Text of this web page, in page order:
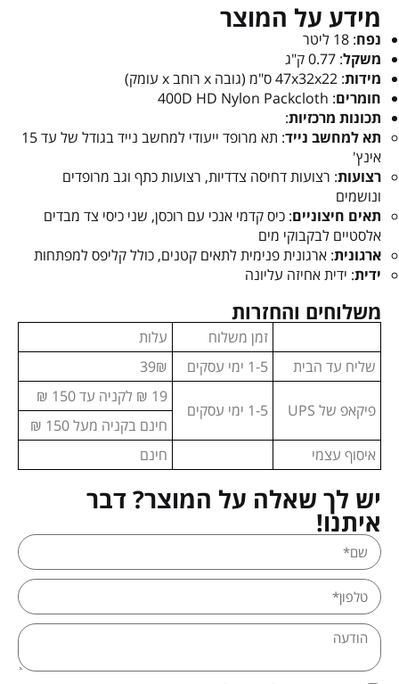
מידע על המוצר
נפח: 18 ליטר
משקל: 0.77 ק"ג
מידות: 47x32x22 ס"מ (גובה x רוחב x עומק)
חומרים: 400D HD Nylon Packcloth
תכונות מרכזיות:
תא למחשב נייד
: תא מרופד ייעודי למחשב נייד בגודל של עד 15
אינץ'
רצועות: רצועות דחיסה צדדיות, רצועות כתף וגב מרופדים
ונושמים
תאים חיצוניים: כיס קדמי אנכי עם רוכסן, שני כיסי צד מבדים
אלסטיים לבקבוקי מים
ארגונית: ארגונית פנימית לתאים קטנים, כולל קליפס למפתחות
ידית: ידית אחיזה עליונה
משלוחים והחזרות
זמן משלוח
עלות
שליח עד הבית
1-5 ימי עסקים 39₪
פיקאפ של UPS 1-5 ימי עסקים
19 ₪ לקניה עד 150 ₪
חינם בקניה מעל 150 ₪
איסוף עצמי
חינם
יש לך שאלה על המוצר? דבר
איתנו!